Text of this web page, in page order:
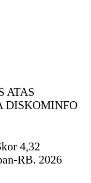
ATAS
DISKOMINFO
4,32
RB. 2026